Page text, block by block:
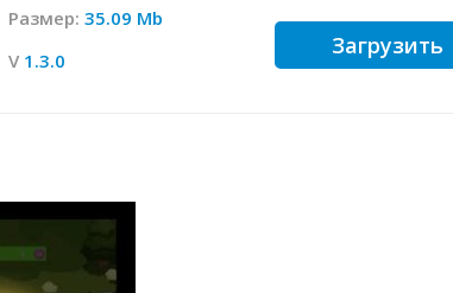
Размер: 35.09 Mb
V 1.3.0
Загрузить